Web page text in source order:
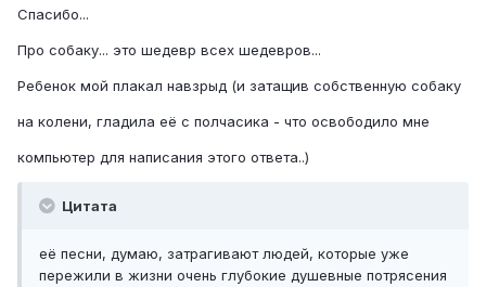
Спасибо...
Про собаку... это шедевр всех шедевров...
Ребенок мой плакал навзрыд (и затащив собственную собаку
на колени, гладила её с полчасика - что освободило мне
компьютер для написания этого ответа..)
Цитата
её песни, думаю, затрагивают людей, которые уже
пережили в жизни очень глубокие душевные потрясения